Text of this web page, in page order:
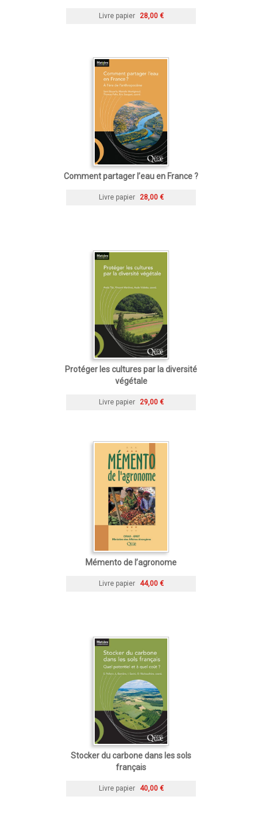
Livre papier 28,00 €
Comment partager l’eau en France ?
Livre papier 28,00 €
Protéger les cultures par la diversité
végétale
Livre papier 29,00 €
Mémento de l’agronome
Livre papier 44,00 €
Stocker du carbone dans les sols
français
Livre papier 40,00 €